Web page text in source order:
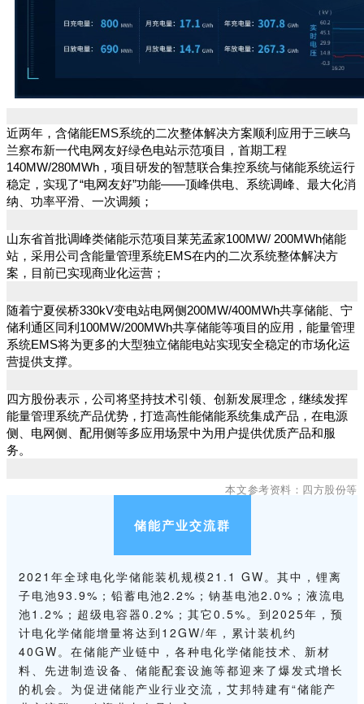
近两年，含储能EMS系统的二次整体解决方案顺利应用于三峡乌
兰察布新一代电网友好绿色电站示范项目，首期工程
140MW/280MWh，项目研发的智慧联合集控系统与储能系统运行
稳定，实现了“电网友好”功能——顶峰供电、系统调峰、最大化消
纳、功率平滑、一次调频；
山东省首批调峰类储能示范项目莱芜孟家100MW/ 200MWh储能
站，采用公司含能量管理系统EMS在内的二次系统整体解决方
案，目前已实现商业化运营；
随着宁夏侯桥330kV变电站电网侧200MW/400MWh共享储能、宁
储利通区同利100MW/200MWh共享储能等项目的应用，能量管理
系统EMS将为更多的大型独立储能电站实现安全稳定的市场化运
营提供支撑。
四方股份表示，公司将坚持技术引领、创新发展理念，继续发挥
能量管理系统产品优势，打造高性能储能系统集成产品，在电源
侧、电网侧、配用侧等多应用场景中为用户提供优质产品和服
务。
本文参考资料：四方股份等
储能产业交流群
2021年全球电化学储能装机规模21.1 GW。其中，锂离
子电池93.9%；铅蓄电池2.2%；钠基电池2.0%；液流电
池1.2%；超级电容器0.2%；其它0.5%。到2025年，预
计电化学储能增量将达到12GW/年，累计装机约
40GW。在储能产业链中，各种电化学储能技术、新材
料、先进制造设备、储能配套设施等都迎来了爆发式增长
的机会。为促进储能产业行业交流，艾邦特建有“储能产